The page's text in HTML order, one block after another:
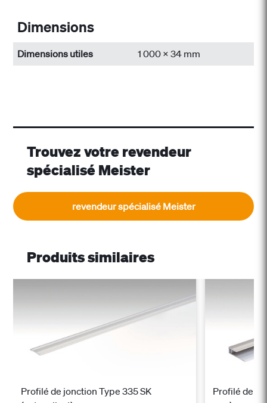
Dimensions
Dimensions utiles 1 000 x 34 mm
Trouvez votre revendeur
spécialisé Meister
revendeur spécialisé Meister
Produits similaires
Profilé de jonction Type 335 SK
Profilé de